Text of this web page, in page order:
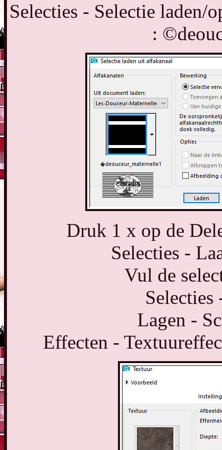
Selecties - Selectie laden/
:
Druk 1 x op de
Selecties -
Vul de
Selecties
Lagen -
Effecten -